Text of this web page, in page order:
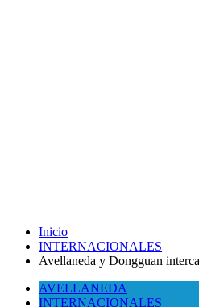
Inicio
INTERNACIONALES
Avellaneda y Dongguan
AVELLANEDA
INTERNACIONALES